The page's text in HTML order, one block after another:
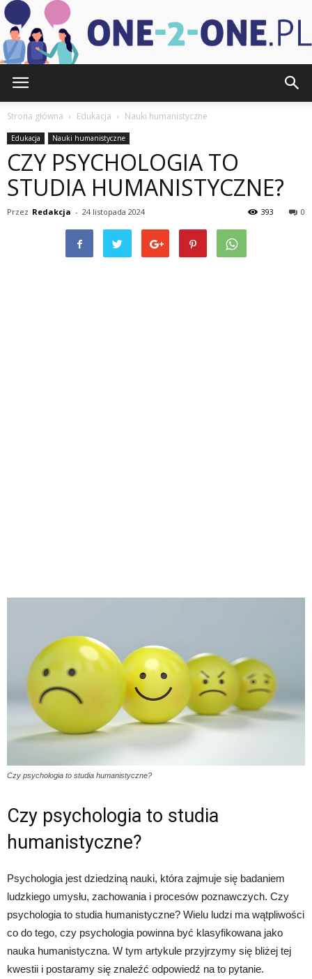
2-
Strona główna Edukacja Nauki humanistyczne
Edukacja Nauki humanistyczne
CZY PSYCHOLOGIA TO
STUDIA HUMANISTYCZNE?
Przez Redakcja - 24 listopada 2024 0
393
Czy psychologia to studia humanistyczne?
Czy psychologia to studia
humanistyczne?
Psychologia jest dziedziną nauki, która zajmuje się badaniem
ludzkiego umysłu, zachowania i procesów poznawczych. Czy
psychologia to studia humanistyczne? Wielu ludzi ma wątpliwości
co do tego, czy psychologia powinna być klasyfikowana jako
nauka humanistyczna. W tym artykule przyjrzymy się bliżej tej
kwestii i postaramy się znaleźć odpowiedź na to pytanie.